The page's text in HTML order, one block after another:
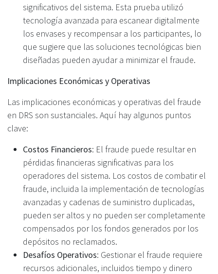
significativos del sistema. Esta prueba utilizó
tecnología avanzada para escanear digitalmente
los envases y recompensar a los participantes, lo
que sugiere que las soluciones tecnológicas bien
diseñadas pueden ayudar a minimizar el fraude.
Implicaciones Económicas y Operativas
Las implicaciones económicas y operativas del fraude
en DRS son sustanciales. Aquí hay algunos puntos
clave:
Costos Financieros: El fraude puede resultar en
pérdidas financieras significativas para los
operadores del sistema. Los costos de combatir el
fraude, incluida la implementación de tecnologías
avanzadas y cadenas de suministro duplicadas,
pueden ser altos y no pueden ser completamente
compensados por los fondos generados por los
depósitos no reclamados.
Desafíos Operativos: Gestionar el fraude requiere
recursos adicionales, incluidos tiempo y dinero